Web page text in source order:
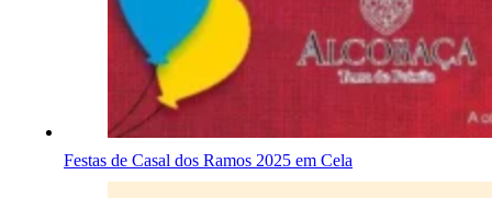
Festas de Casal dos Ramos 2025 em Cela